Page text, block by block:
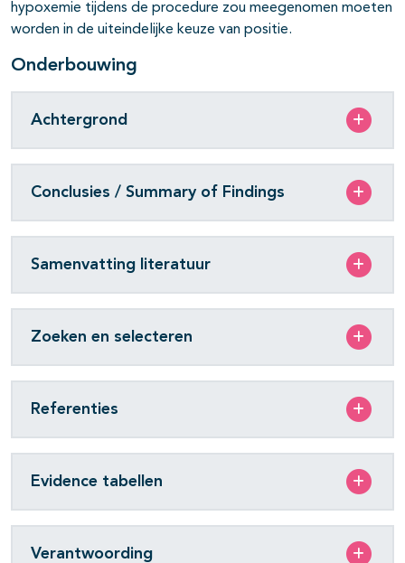
hypoxemie tijdens de procedure zou meegenomen moeten
worden in de uiteindelijke keuze van positie.
Onderbouwing
Achtergrond
Conclusies / Summary of Findings
Samenvatting literatuur
Zoeken en selecteren
Referenties
Evidence tabellen
Verantwoording